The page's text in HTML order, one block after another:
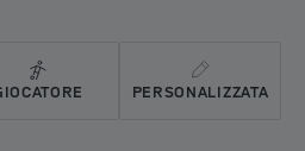
PERSONALIZZATA